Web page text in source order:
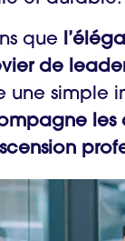
que
de
une simple
les